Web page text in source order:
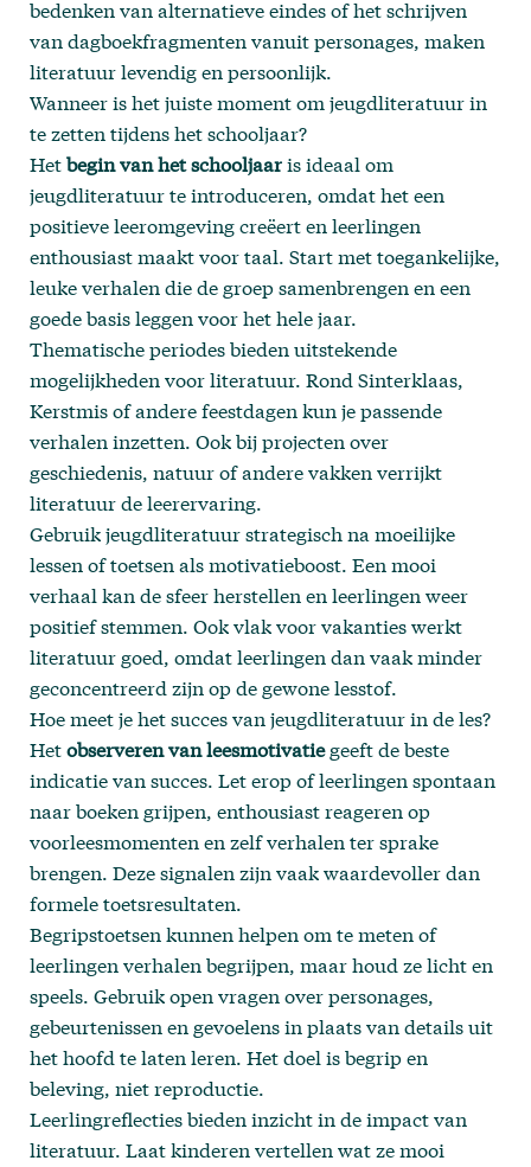
bedenken van alternatieve eindes of het schrijven
van dagboekfragmenten vanuit personages, maken
literatuur levendig en persoonlijk.
Wanneer is het juiste moment om jeugdliteratuur in
te zetten tijdens het schooljaar?
Hetbegin van het schooljaaris ideaal om
jeugdliteratuur te introduceren, omdat het een
positieve leeromgeving creëert en leerlingen
enthousiast maakt voor taal. Start met toegankelijke,
leuke verhalen die de groep samenbrengen en een
goede basis leggen voor het hele jaar.
Thematische periodes bieden uitstekende
mogelijkheden voor literatuur. Rond Sinterklaas,
Kerstmis of andere feestdagen kun je passende
verhalen inzetten. Ook bij projecten over
geschiedenis, natuur of andere vakken verrijkt
literatuur de leerervaring.
Gebruik jeugdliteratuur strategisch na moeilijke
lessen of toetsen als motivatieboost. Een mooi
verhaal kan de sfeer herstellen en leerlingen weer
positief stemmen. Ook vlak voor vakanties werkt
literatuur goed, omdat leerlingen dan vaak minder
geconcentreerd zijn op de gewone lesstof.
Hoe meet je het succes van jeugdliteratuur in de les?
Hetobserveren van leesmotivatiegeeft de beste
indicatie van succes. Let erop of leerlingen spontaan
naar boeken grijpen, enthousiast reageren op
voorleesmomenten en zelf verhalen ter sprake
brengen. Deze signalen zijn vaak waardevoller dan
formele toetsresultaten.
Begripstoetsen kunnen helpen om te meten of
leerlingen verhalen begrijpen, maar houd ze licht en
speels. Gebruik open vragen over personages,
gebeurtenissen en gevoelens in plaats van details uit
het hoofd te laten leren. Het doel is begrip en
beleving, niet reproductie.
Leerlingreflecties bieden inzicht in de impact van
literatuur. Laat kinderen vertellen wat ze mooi